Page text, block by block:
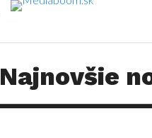
Najnovšie